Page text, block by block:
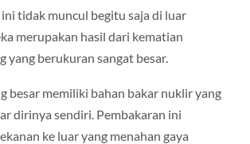
tidak muncul begitu saja di luar
merupakan hasil dari kematian
yang berukuran sangat besar.
besar memiliki bahan bakar nuklir yang
dirinya sendiri. Pembakaran ini
ke luar yang menahan gaya